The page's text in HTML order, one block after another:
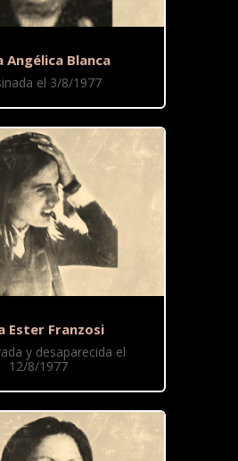
Angélica Blanca
el 3/8/1977
Ester Franzosi
y desaparecida el
12/8/1977